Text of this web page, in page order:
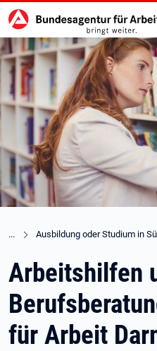
zu den Hauptinhalten springen
Ausbildung oder Studium in
Arbeitshilfen
für Arbeit